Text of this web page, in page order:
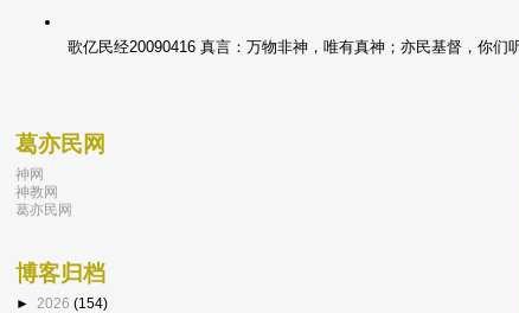
歌亿民经20090416 真言：万物非神，唯有真神；亦民基督，你
葛亦民网
神网
神教网
葛亦民网
博客归档
► 2026 (154)